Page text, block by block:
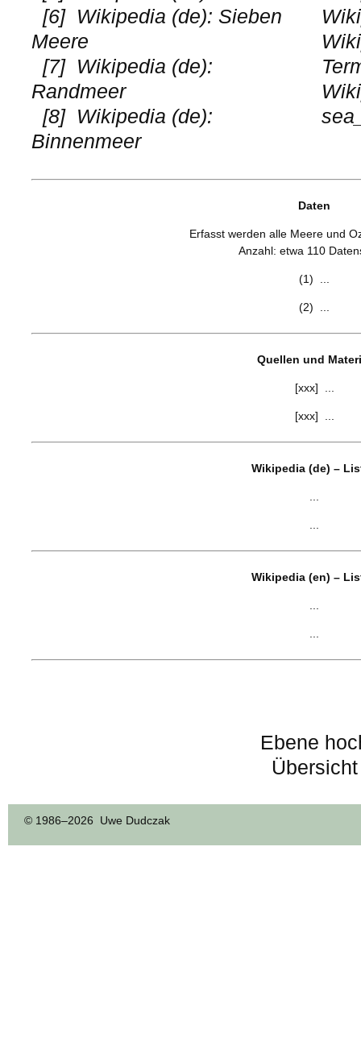
[6] Wikipedia (de): Sieben
Meere
[7] Wikipedia (de):
Randmeer
[8] Wikipedia (de):
Binnenmeer
Daten
Erfasst werden alle Meere und
Anzahl: etwa 110
(1) ...
(2) ...
Quellen und
[xxx] ...
[xxx] ...
Wikipedia (de) –
Wikipedia (en) –
Ebene
Übersicht
© 1986–2026 Uwe Dudczak